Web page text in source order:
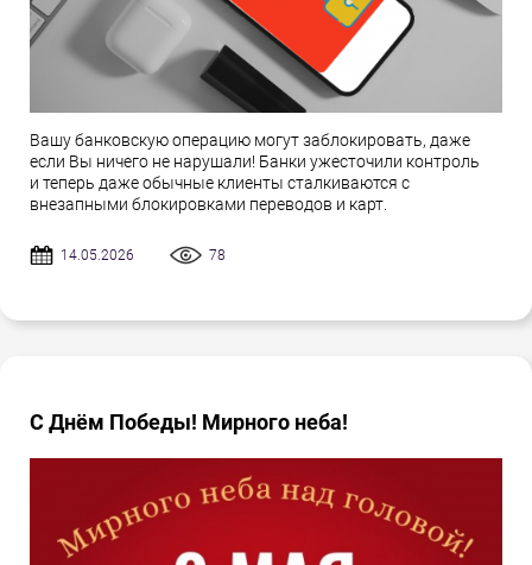
Вашу банковскую операцию могут заблокировать, даже
если Вы ничего не нарушали! Банки ужесточили контроль
и теперь даже обычные клиенты сталкиваются с
внезапными блокировками переводов и карт.
14.05.2026 78
С Днём Победы! Мирного неба!